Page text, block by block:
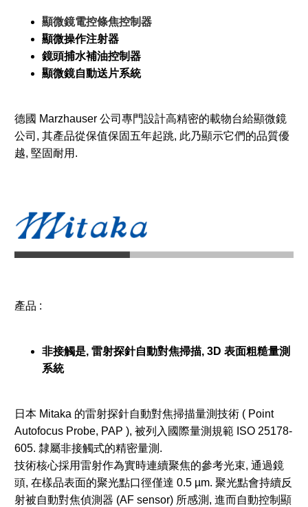
顯微鏡電控條焦控制器
顯微操作注射器
鏡頭捕水補油控制器
顯微鏡自動送片系統
德國 Marzhauser 公司專門設計高精密的載物台給顯微鏡
公司, 其產品從保值保固五年起跳, 此乃顯示它們的品質優
越, 堅固耐用.
產品 :
非接觸是, 雷射探針自動對焦掃描,3D 表面粗糙量測
系統
日本 Mitaka 的雷射探針自動對焦掃描量測技術 ( Point
Autofocus Probe, PAP ), 被列入國際量測規範 ISO 25178-
605. 隸屬非接觸式的精密量測.
技術核心採用雷射作為實時連續聚焦的參考光束, 通過鏡
頭, 在樣品表面的聚光點口徑僅達 0.5 µm. 聚光點會持續反
射被自動對焦偵測器 (AF sensor) 所感測, 進而自動控制顯